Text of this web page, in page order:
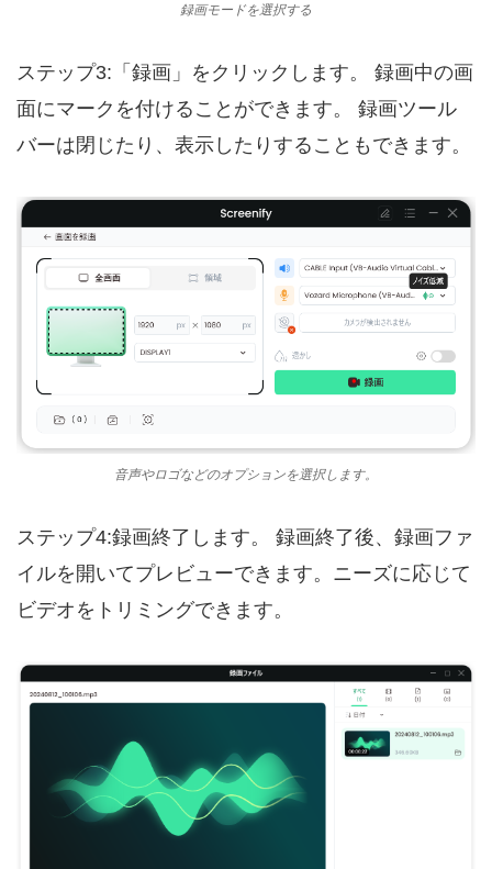
録画モードを選択する
ステップ3:「録画」をクリックします。 録画中の画
面にマークを付けることができます。 録画ツール
バーは閉じたり、表示したりすることもできます。
音声やロゴなどのオプションを選択します。
ステップ4:録画終了します。 録画終了後、録画ファ
イルを開いてプレビューできます。ニーズに応じて
ビデオをトリミングできます。